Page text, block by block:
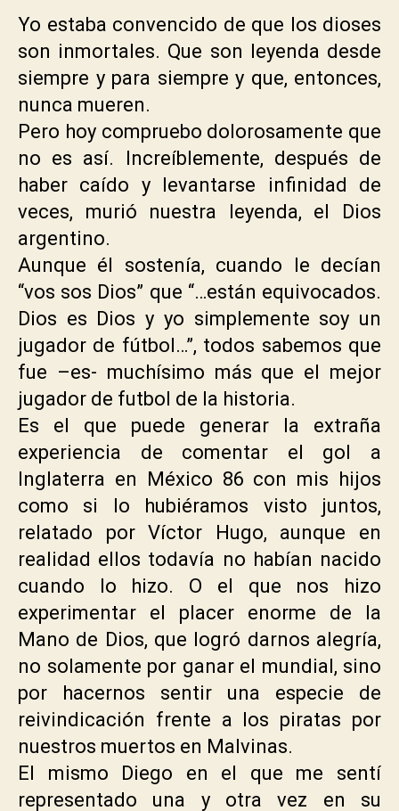
Yo estaba convencido de que los dioses
son inmortales. Que son leyenda desde
siempre y para siempre y que, entonces,
nunca mueren.
Pero hoy compruebo dolorosamente que
no es así. Increíblemente, después de
haber caído y levantarse infinidad de
veces, murió nuestra leyenda, el Dios
argentino.
Aunque él sostenía, cuando le decían
“vos sos Dios” que “…están equivocados.
Dios es Dios y yo simplemente soy un
jugador de fútbol…”, todos sabemos que
fue –es- muchísimo más que el mejor
jugador de futbol de la historia.
Es el que puede generar la extraña
experiencia de comentar el gol a
Inglaterra en México 86 con mis hijos
como si lo hubiéramos visto juntos,
relatado por Víctor Hugo, aunque en
realidad ellos todavía no habían nacido
cuando lo hizo. O el que nos hizo
experimentar el placer enorme de la
Mano de Dios, que logró darnos alegría,
no solamente por ganar el mundial, sino
por hacernos sentir una especie de
reivindicación frente a los piratas por
nuestros muertos en Malvinas.
El mismo Diego en el que me sentí
representado una y otra vez en su